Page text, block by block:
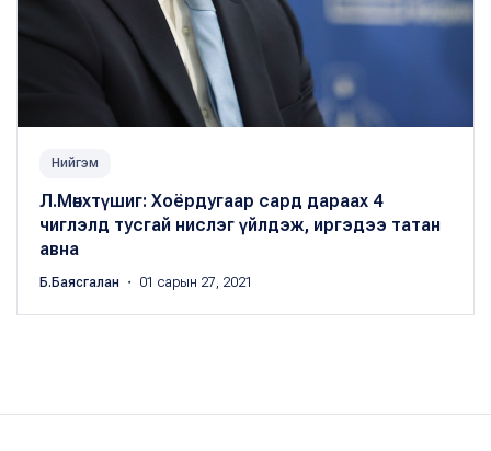
Нийгэм
Л.Мөнхтүшиг: Хоёрдугаар сард дараах 4
чиглэлд тусгай нислэг үйлдэж, иргэдээ татан
авна
Б.Баясгалан ・ 01 сарын 27, 2021